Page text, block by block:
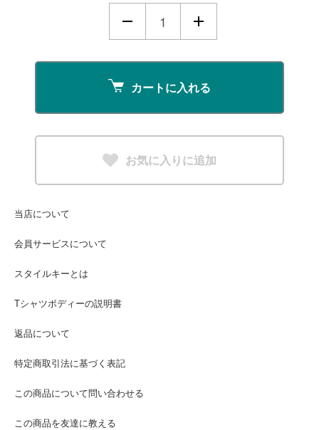
カートに入れる
お気に入りに追加
当店について
会員サービスについて
スタイルキーとは
Tシャツボディーの説明書
返品について
特定商取引法に基づく表記
この商品について問い合わせる
この商品を友達に教える